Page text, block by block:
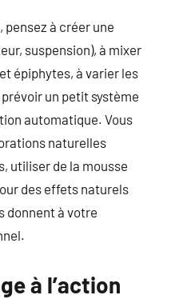
à créer une
suspension), à mixer
épiphytes, à varier les
un petit système
automatique. Vous
naturelles
utiliser de la mousse
des effets naturels
donnent à votre
à l’action